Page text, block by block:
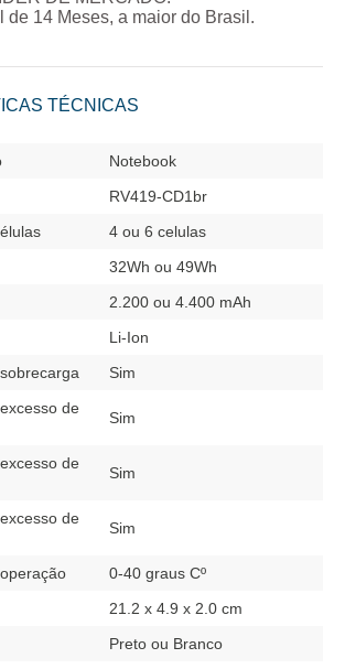
de 14 Meses, a maior do Brasil.
TÉCNICAS
Notebook
RV419-CD1br
4 ou 6 celulas
32Wh ou 49Wh
2.200 ou 4.400 mAh
Li-Ion
Sim
de
Sim
de
Sim
de
Sim
0-40 graus Cº
21.2 x 4.9 x 2.0 cm
Preto ou Branco